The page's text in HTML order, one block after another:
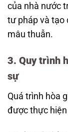
của nhà nước
tư pháp và tạo
mâu thuẫn.
3. Quy trình
sự
Quá trình hòa
được thực